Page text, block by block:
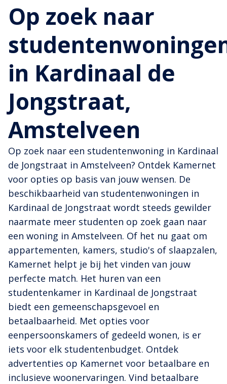
Op zoek naar
in Kardinaal de
Jongstraat,
Amstelveen
Op zoek naar een studentenwoning in Kardinaal
de Jongstraat in Amstelveen? Ontdek Kamernet
voor opties op basis van jouw wensen. De
beschikbaarheid van studentenwoningen in
Kardinaal de Jongstraat wordt steeds gewilder
naarmate meer studenten op zoek gaan naar
een woning in Amstelveen. Of het nu gaat om
appartementen, kamers, studio's of slaapzalen,
Kamernet helpt je bij het vinden van jouw
perfecte match. Het huren van een
studentenkamer in Kardinaal de Jongstraat
biedt een gemeenschapsgevoel en
betaalbaarheid. Met opties voor
eenpersoonskamers of gedeeld wonen, is er
iets voor elk studentenbudget. Ontdek
advertenties op Kamernet voor betaalbare en
inclusieve woonervaringen. Vind betaalbare